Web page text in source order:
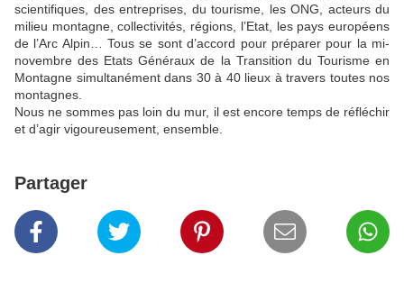
scientifiques, des entreprises, du tourisme, les ONG, acteurs du
milieu montagne, collectivités, régions, l’Etat, les pays européens
de l’Arc Alpin… Tous se sont d’accord pour préparer pour la mi-
novembre des Etats Généraux de la Transition du Tourisme en
Montagne simultanément dans 30 à 40 lieux à travers toutes nos
montagnes.
Nous ne sommes pas loin du mur, il est encore temps de réfléchir
et d’agir vigoureusement, ensemble.
Partager